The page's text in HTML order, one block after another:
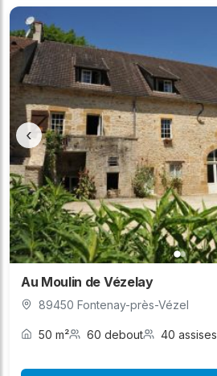
‹
Au Moulin de Vézelay
89450 Fontenay-près-Vézel
50 m² 60 debout 40 assises